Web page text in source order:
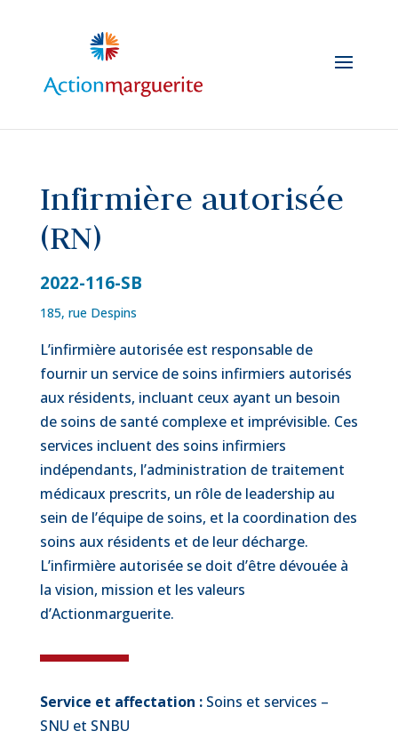
Infirmière autorisée
(RN)
2022-116-SB
185, rue Despins
L’infirmière autorisée est responsable de
fournir un service de soins infirmiers autorisés
aux résidents, incluant ceux ayant un besoin
de soins de santé complexe et imprévisible. Ces
services incluent des soins infirmiers
indépendants, l’administration de traitement
médicaux prescrits, un rôle de leadership au
sein de l’équipe de soins, et la coordination des
soins aux résidents et de leur décharge.
L’infirmière autorisée se doit d’être dévouée à
la vision, mission et les valeurs
d’Actionmarguerite.
Service et affectation :Soins et services –
SNU et SNBU